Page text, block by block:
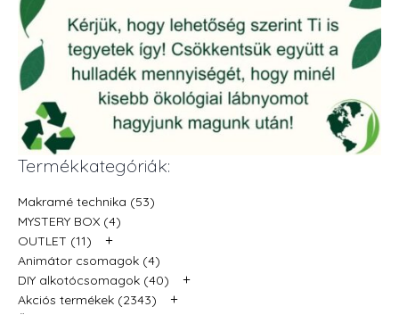
Termékkategóriák:
Makramé technika (53)
MYSTERY BOX (4)
OUTLET (11)
+
Animátor csomagok (4)
DIY alkotócsomagok (40)
+
Akciós termékek (2343) +